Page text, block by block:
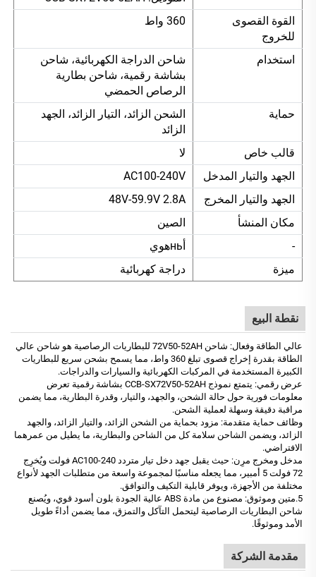
القوة القصوى
للخروج
360 واط
استخدام
شاحن الدراجة الكهربائية، شاحن
بشاشة رقمية، شاحن بطارية
الرصاص الحمضي
حماية
الشحن الزائد، التيار الزائد، الجهد
الزائد
قالب خاص
لا
الجهد والتيار المدخل
AC100-240V
الجهد والتيار المخرج
48V-59.9V 2.8A
مكان المنشأ
الصين
-
أньهوي
ميزة
دراجة كهربائية
نقطة البيع
عالي الطاقة وفعال: شاحن 72V50-52AH للبطاريات الرصاصية هو شاحن عالي
الطاقة بقدرة إخراج قصوى تبلغ 360 واط، مما يسمح بشحن سريع للبطاريات
الكبيرة المستخدمة في المركبات الكهربائية والسيارات والدراجات.
عرض رقمي: يتمتع نموذج CCB-SX72V50-52AH بشاشة رقمية تعرض
معلومات فورية حول حالة الشحن، والجهد، والتيار، وقدرة البطارية، مما يضمن
مراقبة دقيقة وسهلة لعملية الشحن.
وظائف حماية متقدمة: مزود بحماية من الشحن الزائد، والتيار الزائد، والجهد
الزائد، ويضمن الشاحن سلامة كل من الشاحن والبطارية، ما يطيل من عمرهما
الافتراضي.
مدخل ومخرج مرِن: حيث يقبل جهد دخل تيار متردد AC100-240 فولت ويُخرِج
72 فولت 5 أمبير، مما يجعله مناسبًا لمجموعة واسعة من متطلبات الجهد لأنواع
مختلفة من الأجهزة، ويوفر قابلية التكيف والتوافق.
5.متين وموثوق: مصنوع من مادة ABS عالية الجودة بلون أسود قوي، ويُصنع
شاحن البطاريات الرصاصية ليتحمل التآكل والتمزق، مما يضمن أداءً طويل
الأمد وموثوقًا.
مقدمة الشركة